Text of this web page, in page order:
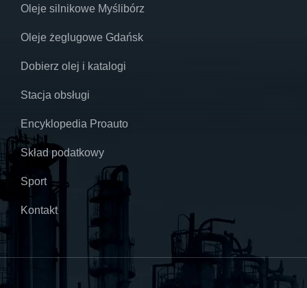
Oleje silnikowe Myślibórz
Oleje żeglugowe Gdańsk
Dobierz olej i katalogi
Stacja obsługi
Encyklopedia Proauto
Skład podatkowy
Sport
Kontakt